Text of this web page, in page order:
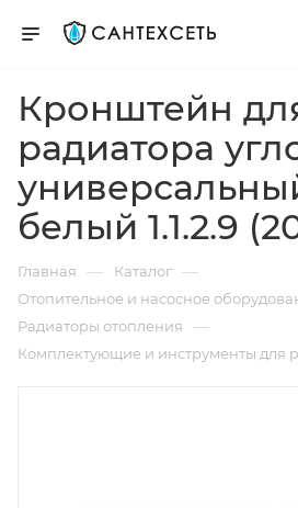
Кронштейн
радиатора
белый 1.1.2.9
Главная — Каталог —
Отопительное и насосное
Радиаторы отопления —
Комплектующие и инструменты для